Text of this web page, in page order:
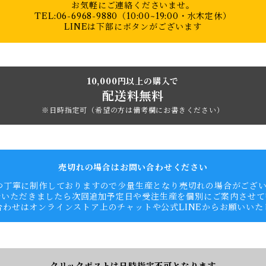
お気軽にご連絡くださいませ。
TEL:06-6968-9880（10:00~19:00・水木定休）
LINEは下部にボタンがございます
10,000円以上の購入で
配送料無料
※日時指定可（希望の方は備考欄にお書きください）
売切れの場合はお問い合わせください
丁寧に制作しておりますので少量生産となり売切れの場合がござい
ただきましたら次回追加予定日や受注生産を個別にご案内させて
わせはオンラインストア上のチャットや公式LINEからお願いいた